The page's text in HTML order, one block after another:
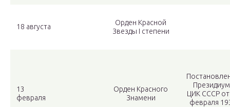
18 августа
Орден Красной
Звезды I степени
13
февраля
Орден Красного
Знамени
ЦИК СССР
февраля